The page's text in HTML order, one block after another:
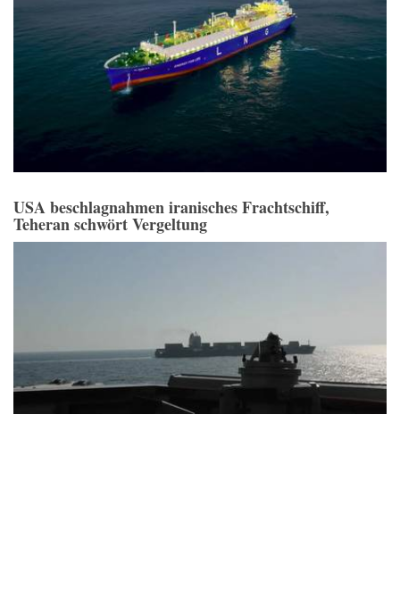
USA beschlagnahmen iranisches Frachtschiff,
Teheran schwört Vergeltung